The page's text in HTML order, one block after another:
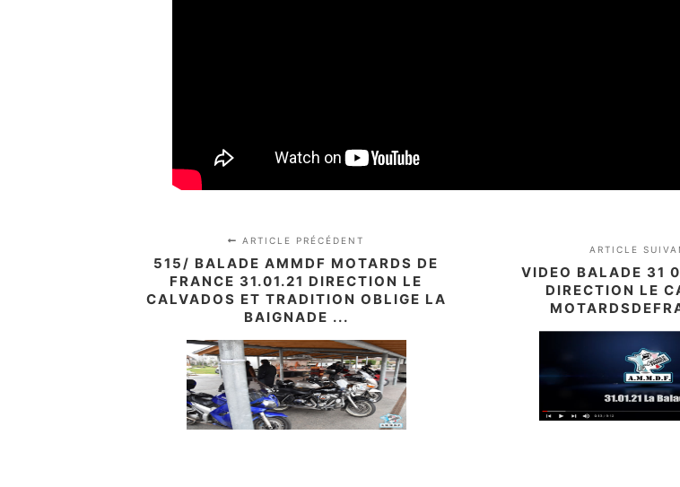
ARTICLE PRÉCÉDENT
515/ BALADE AMMDF MOTARDS DE
FRANCE 31.01.21 DIRECTION LE
CALVADOS ET TRADITION OBLIGE LA
BAIGNADE ...
ARTICLE
VIDEO BALADE 31
DIRECTION LE